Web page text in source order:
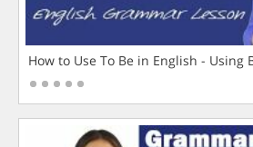
How to Use To Be in English - Using